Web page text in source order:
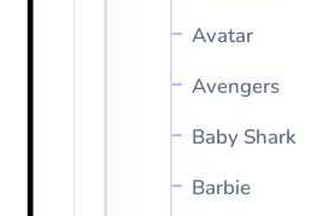
Avatar
Avengers
Baby Shark
Barbie